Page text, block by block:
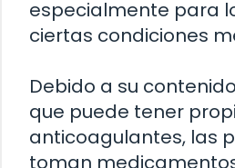
especialmente para
ciertas condiciones
Debido a su
que puede tener
anticoagulantes, las
toman